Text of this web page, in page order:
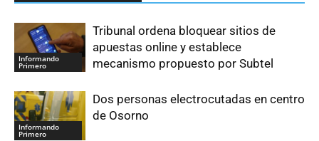
Informando
Primero
Tribunal ordena bloquear sitios de
apuestas online y establece
mecanismo propuesto por Subtel
Informando
Primero
Dos personas electrocutadas en centro
de Osorno